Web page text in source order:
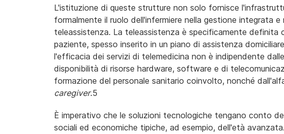
L'istituzione di queste strutture non solo fornisce
formalmente il ruolo dell'infermiere nella gestione integrata e
teleassistenza. La teleassistenza è specificamente definita
paziente, spesso inserito in un piano di assistenza
l'efficacia dei servizi di telemedicina non è indipendente
disponibilità di risorse hardware, software e di
formazione del personale sanitario coinvolto, nonché
caregiver.5
È imperativo che le soluzioni tecnologiche tengano conto
sociali ed economiche tipiche, ad esempio, dell'età